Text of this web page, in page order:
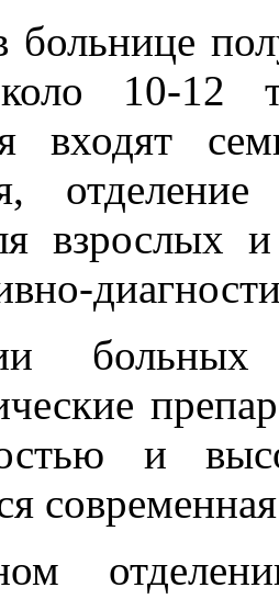
больнице
10-12
входят
взрослых
больных
и